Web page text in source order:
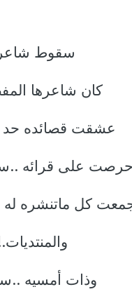
سقوط
كان شاعرها
عشقت قصائده حد
على قرائه
كل ماتنشره
وذات أمسيه